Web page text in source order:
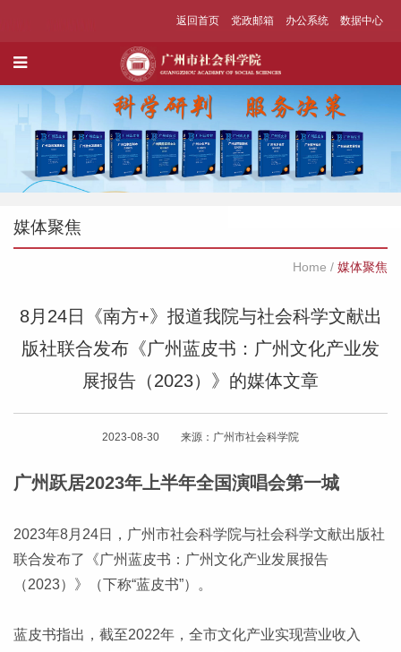
返回首页 党政邮箱 办公系统 数据中心
媒体聚焦
Home / 媒体聚焦
8月24日《南方+》报道我院与社会科学文献出
版社联合发布《广州蓝皮书：广州文化产业发
展报告（2023）》的媒体文章
2023-08-30 来源：广州市社会科学院
广州跃居2023年上半年全国演唱会第一城
2023年8月24日，广州市社会科学院与社会科学文献出版社
联合发布了《广州蓝皮书：广州文化产业发展报告
（2023）》（下称“蓝皮书”）。
蓝皮书指出，截至2022年，全市文化产业实现营业收入